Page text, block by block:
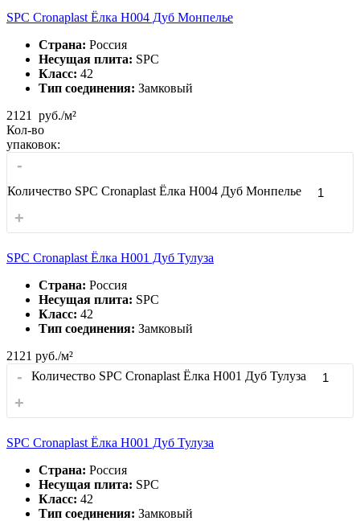
SPC Cronaplast Ёлка H004 Дуб Монпелье
Страна: Россия
Несущая плита: SPC
Класс: 42
Тип соединения: Замковый
2121
руб./м²
Кол-во
упаковок:
-
Количество SPC Cronaplast Ёлка H004 Дуб Монпелье
+
SPC Cronaplast Ёлка H001 Дуб Тулуза
Страна: Россия
Несущая плита: SPC
Класс: 42
Тип соединения: Замковый
2121 руб./м²
- Количество SPC Cronaplast Ёлка H001 Дуб Тулуза
+
SPC Cronaplast Ёлка H001 Дуб Тулуза
Страна: Россия
Несущая плита: SPC
Класс: 42
Тип соединения: Замковый